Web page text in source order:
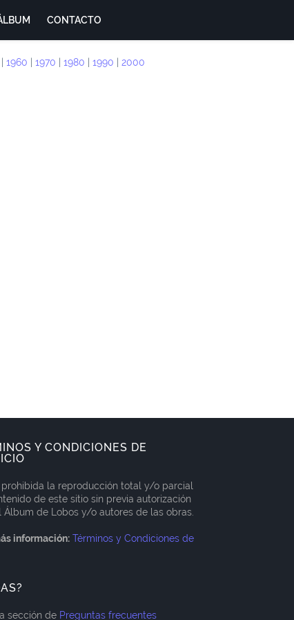
CONTACTO
1960 1970 1980 1990 2000
Y CONDICIONES DE
prohibida la reproducción total y/o parcial
de este sitio sin previa autorización
Álbum de Lobos y/o autores de las obras.
información: Términos y Condiciones de
sección de Preguntas frecuentes